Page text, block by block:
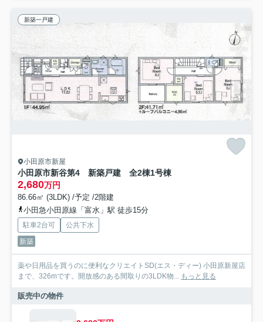
新築一戸建
小田原市新屋
小田原市新谷第4 新築戸建 全2棟1号棟
2,680万円
86.66㎡ (3LDK) /予定 /2階建
小田急小田原線「富水」駅 徒歩15分
駐車2台可
公共下水
新築
薬や日用品を買うのに便利なクリエイトSD(エス・ディー) 小田原新屋店
まで、326mです。開放感のある間取りの3LDK物... もっと見る
販売中の物件